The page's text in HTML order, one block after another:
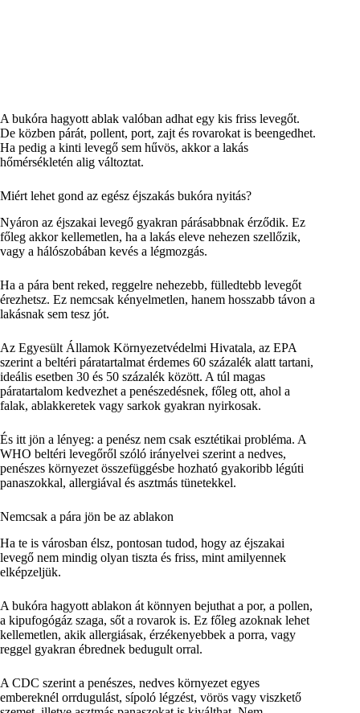
A bukóra hagyott ablak valóban adhat egy kis friss levegőt.
De közben párát, pollent, port, zajt és rovarokat is beengedhet.
Ha pedig a kinti levegő sem hűvös, akkor a lakás
hőmérsékletén alig változtat.
Miért lehet gond az egész éjszakás bukóra nyitás?
Nyáron az éjszakai levegő gyakran párásabbnak érződik. Ez
főleg akkor kellemetlen, ha a lakás eleve nehezen szellőzik,
vagy a hálószobában kevés a légmozgás.
Ha a pára bent reked, reggelre nehezebb, fülledtebb levegőt
érezhetsz. Ez nemcsak kényelmetlen, hanem hosszabb távon a
lakásnak sem tesz jót.
Az Egyesült Államok Környezetvédelmi Hivatala, az EPA
szerint a beltéri páratartalmat érdemes 60 százalék alatt tartani,
ideális esetben 30 és 50 százalék között. A túl magas
páratartalom kedvezhet a penészedésnek, főleg ott, ahol a
falak, ablakkeretek vagy sarkok gyakran nyirkosak.
És itt jön a lényeg: a penész nem csak esztétikai probléma. A
WHO beltéri levegőről szóló irányelvei szerint a nedves,
penészes környezet összefüggésbe hozható gyakoribb légúti
panaszokkal, allergiával és asztmás tünetekkel.
Nemcsak a pára jön be az ablakon
Ha te is városban élsz, pontosan tudod, hogy az éjszakai
levegő nem mindig olyan tiszta és friss, mint amilyennek
elképzeljük.
A bukóra hagyott ablakon át könnyen bejuthat a por, a pollen,
a kipufogógáz szaga, sőt a rovarok is. Ez főleg azoknak lehet
kellemetlen, akik allergiásak, érzékenyebbek a porra, vagy
reggel gyakran ébrednek bedugult orral.
A CDC szerint a penészes, nedves környezet egyes
embereknél orrdugulást, sípoló légzést, vörös vagy viszkető